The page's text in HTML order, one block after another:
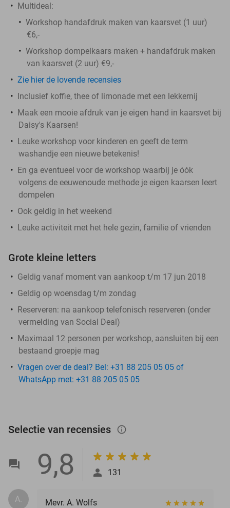
Multideal:
Workshop handafdruk maken van kaarsvet (1 uur)
€6,-
Workshop dompelkaars maken + handafdruk maken
van kaarsvet (2 uur) €9,-
Zie hier de lovende recensies
Inclusief koffie, thee of limonade met een lekkernij
Maak een mooie afdruk van je eigen hand in kaarsvet bij
Daisy's Kaarsen!
Leuke workshop voor kinderen en geeft de term
washandje een nieuwe betekenis!
En ga eventueel voor de workshop waarbij je óók
volgens de eeuwenoude methode je eigen kaarsen leert
dompelen
Ook geldig in het weekend
Leuke activiteit met het hele gezin, familie of vrienden
Grote kleine letters
Geldig vanaf moment van aankoop t/m 17 jun 2018
Geldig op woensdag t/m zondag
Reserveren: na aankoop telefonisch reserveren (onder
vermelding van Social Deal)
Maximaal 12 personen per workshop, aansluiten bij een
bestaand groepje mag
Vragen over de deal? Bel: +31 88 205 05 05 of
WhatsApp met: +31 88 205 05 05
Selectie van recensies info_outlined
9,8 131
A.
Mevr. A. Wolfs